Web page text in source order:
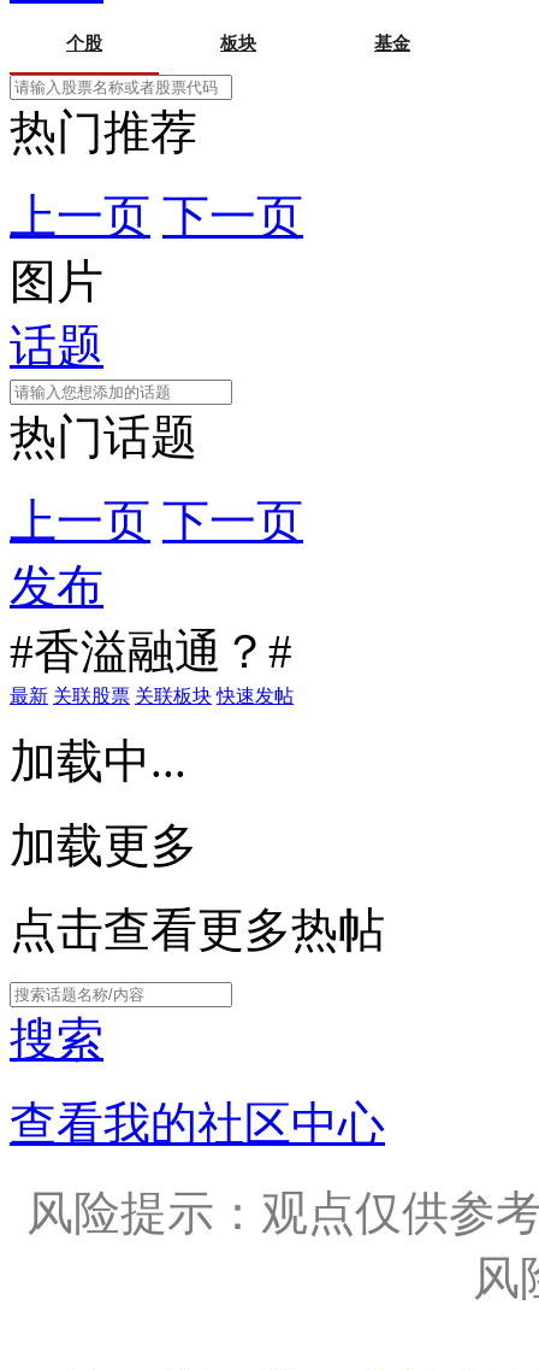
个股 板块 基金
热门推荐
上一页 下一页
图片
话题
热门话题
上一页 下一页
发布
#香溢融通？#
最新 关联股票 关联板块 快速发帖
加载中...
加载更多
点击查看更多热帖
搜索
查看我的社区中心
风险提示：观点仅供参
风